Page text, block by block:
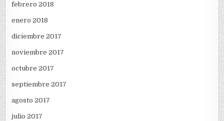
febrero 2018
enero 2018
diciembre 2017
noviembre 2017
octubre 2017
septiembre 2017
agosto 2017
julio 2017